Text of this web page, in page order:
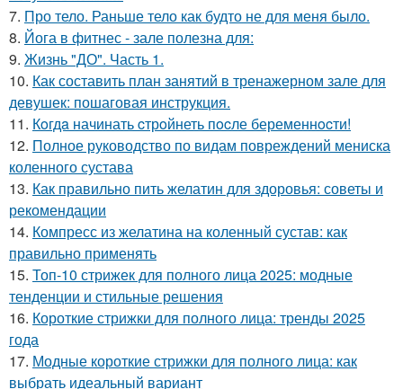
7. Про тело. Раньше тело как будто не для меня было.
8. Йога в фитнес - зале полезна для:
9. Жизнь "ДО". Часть 1.
10. Как составить план занятий в тренажерном зале для
девушек: пошаговая инструкция.
11. Кoгдa начинать cтрoйнеть пocле беременнocти!
12. Полное руководство по видам повреждений мениска
коленного сустава
13. Как правильно пить желатин для здоровья: советы и
рекомендации
14. Компресс из желатина на коленный сустав: как
правильно применять
15. Топ-10 стрижек для полного лица 2025: модные
тенденции и стильные решения
16. Короткие стрижки для полного лица: тренды 2025
года
17. Модные короткие стрижки для полного лица: как
выбрать идеальный вариант